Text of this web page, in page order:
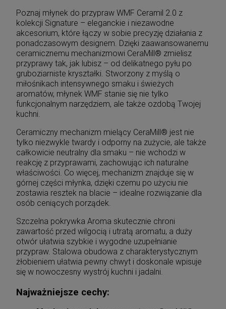
Poznaj młynek do przypraw WMF Ceramil 2.0 z
kolekcji Signature – eleganckie i niezawodne
akcesorium, które łączy w sobie precyzję działania z
ponadczasowym designem. Dzięki zaawansowanemu
ceramicznemu mechanizmowi CeraMill® zmielisz
przyprawy tak, jak lubisz – od delikatnego pyłu po
gruboziarniste kryształki. Stworzony z myślą o
miłośnikach intensywnego smaku i świeżych
aromatów, młynek WMF stanie się nie tylko
funkcjonalnym narzędziem, ale także ozdobą Twojej
kuchni.
Ceramiczny mechanizm mielący CeraMill® jest nie
tylko niezwykle twardy i odporny na zużycie, ale także
całkowicie neutralny dla smaku – nie wchodzi w
reakcję z przyprawami, zachowując ich naturalne
właściwości. Co więcej, mechanizm znajduje się w
górnej części młynka, dzięki czemu po użyciu nie
zostawia resztek na blacie – idealne rozwiązanie dla
osób ceniących porządek.
Szczelna pokrywka Aroma skutecznie chroni
zawartość przed wilgocią i utratą aromatu, a duży
otwór ułatwia szybkie i wygodne uzupełnianie
przypraw. Stalowa obudowa z charakterystycznym
żłobieniem ułatwia pewny chwyt i doskonale wpisuje
się w nowoczesny wystrój kuchni i jadalni.
Najważniejsze cechy: